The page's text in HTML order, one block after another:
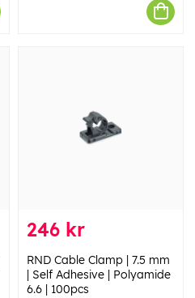
246 kr
RND Cable Clamp | 7.5 mm
| Self Adhesive | Polyamide
6.6 | 100pcs